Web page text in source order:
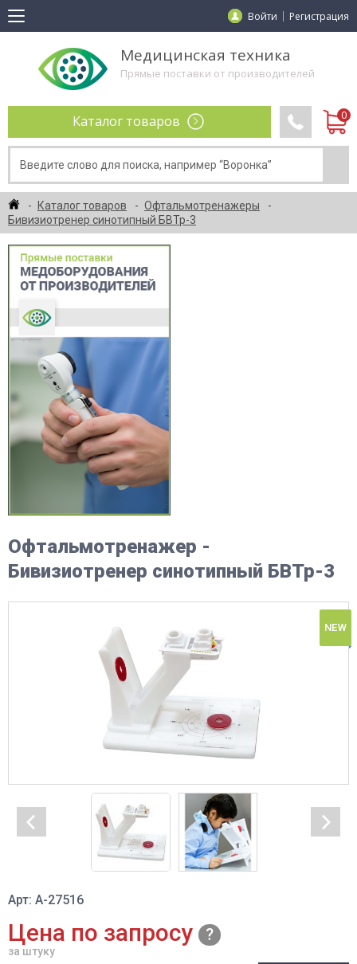
Войти Регистрация
Медицинская техника
Прямые поставки от производителей
Каталог товаров
Каталог товаров
Офтальмотренажеры
Бивизиотренер синотипный БВТр-3
Офтальмотренажер -
Бивизиотренер синотипный БВТр-3
NEW
Арт: A-27516
Цена по запросу
за штуку